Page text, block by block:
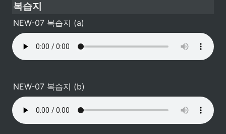
복습지
NEW-07 복습지 (a)
NEW-07 복습지 (b)